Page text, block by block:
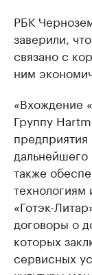
РБК
заверили,
связано с
ним
«Вхождение
Группу
также
технологиям
«Готэк-
договоры о
которых
сервисных